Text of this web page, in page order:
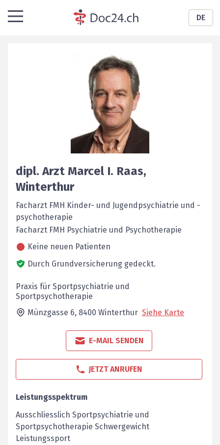
DE
dipl. Arzt Marcel I. Raas,
Winterthur
Facharzt FMH Kinder- und Jugendpsychiatrie und -
psychotherapie
Facharzt FMH Psychiatrie und Psychotherapie
Keine neuen Patienten
Durch Grundversicherung gedeckt.
Praxis für Sportpsychiatrie und
Sportpsychotherapie
Münzgasse 6, 8400 Winterthur Siehe Karte
E-MAIL SENDEN
JETZT ANRUFEN
Leistungsspektrum
Ausschliesslich Sportpsychiatrie und
Sportpsychotherapie Schwergewicht
Leistungssport